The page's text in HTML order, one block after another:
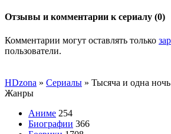
Отзывы и комментарии к сериалу (0)
Комментарии могут оставлять только
пользователи.
HDzona » Сериалы » Тысяча и одна ночь
Жанры
Аниме 254
Биографии 366